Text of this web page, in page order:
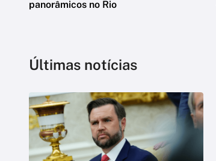
panorâmicos no Rio
Últimas notícias